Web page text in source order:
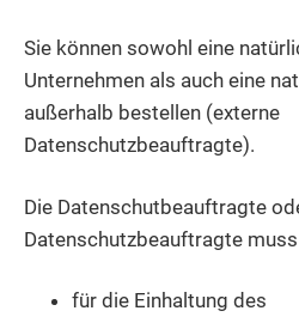
Sie können sowohl eine
Unternehmen als auch eine
außerhalb bestellen (externe
Datenschutzbeauftragte).
Die Datenschutbeauftragte
Datenschutzbeauftragte muss
für die Einhaltung des